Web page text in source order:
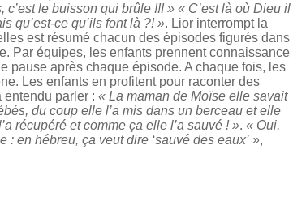
le buisson qui brûle !!! » « C’est là où Dieu il
qu’est-ce qu’ils font là ?! ». Lior interrompt la
est résumé chacun des épisodes figurés dans
Par équipes, les enfants prennent connaissance
pause après chaque épisode. A chaque fois, les
Les enfants en profitent pour raconter des
entendu parler : « La maman de Moïse elle savait
du coup elle l’a mis dans un berceau et elle
récupéré et comme ça elle l’a sauvé ! ». « Oui,
: en hébreu, ça veut dire ‘sauvé des eaux’ »,